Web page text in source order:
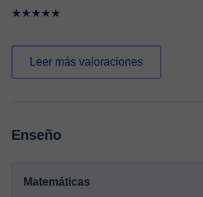
★★★★★
Leer más valoraciones
Enseño
Matemáticas